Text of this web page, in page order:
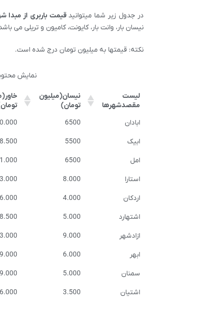
در جدول زیر شما میتوانید قیمت باربری از مبدا
نیسان بار، وانت بار، کایونت، کامیون و تریلی می
نکته: قیمتها به میلیون تومان درج شده است.
نمایش
لیست
مقصدشهرها
نیسان(میلیون
تومان)
لیست
مقصدشهرها
نیسان(میلیون
تومان)
ابادان 6500
ابیک
5500
8.500
امل
6500
استارا
8.000
اردکان
4.000
6.000
اشتهارد
5.000
8.500
ازادشهر
9.000
ابهر
6.000
9.000
سمنان
5.000
9.000
اشتیان
3.500
6.000